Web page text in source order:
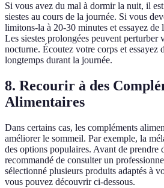
Si vous avez du mal à dormir la nuit, il
siestes au cours de la journée. Si vous
limitons-la à 20-30 minutes et essayez de
Les siestes prolongées peuvent perturber
nocturne. Écoutez votre corps et essayez
longtemps durant la journée.
8. Recourir à des
Alimentaires
Dans certains cas, les compléments
améliorer le sommeil. Par exemple, la
des options populaires. Avant de prendre
recommandé de consulter un
sélectionné plusieurs produits adaptés à
vous pouvez découvrir ci-dessous.